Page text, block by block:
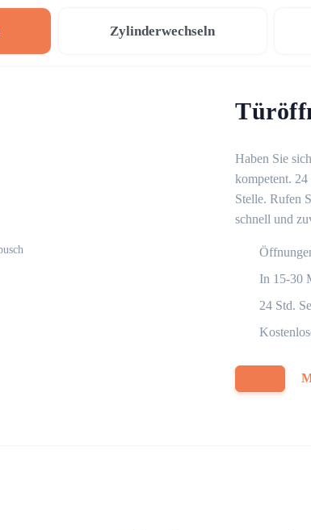
Zylinderwechseln
Haben Sie
kompetent. 24
Stelle. Rufen
schnell und
In 15-30
24 Std.